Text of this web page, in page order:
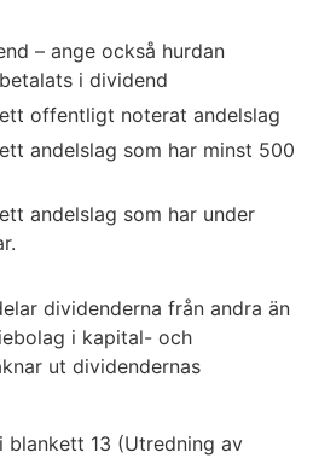
– ange också hurdan
i dividend
offentligt noterat andelslag
andelslag som har minst 500
andelslag som har under
dividenderna från andra än
i kapital- och
ut dividendernas
blankett 13 (Utredning av